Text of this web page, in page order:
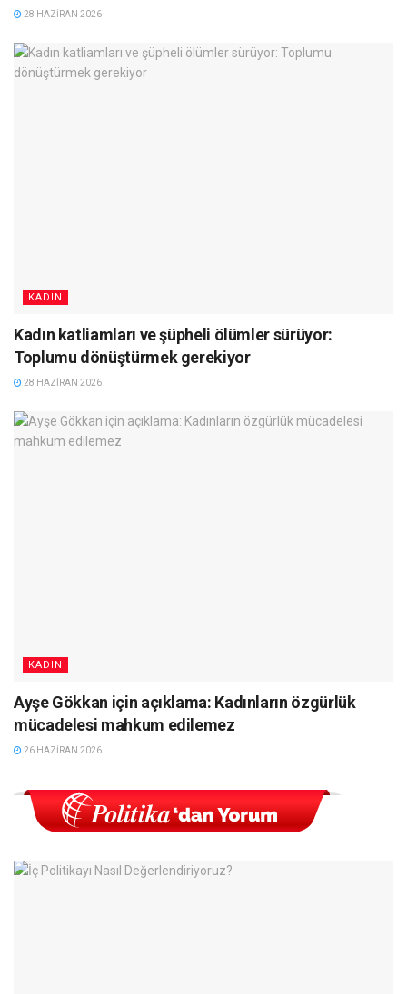
28 HAZIRAN 2026
KADIN
Kadın katliamları ve şüpheli ölümler sürüyor:
Toplumu dönüştürmek gerekiyor
28 HAZIRAN 2026
KADIN
Ayşe Gökkan için açıklama: Kadınların özgürlük
mücadelesi mahkum edilemez
26 HAZIRAN 2026